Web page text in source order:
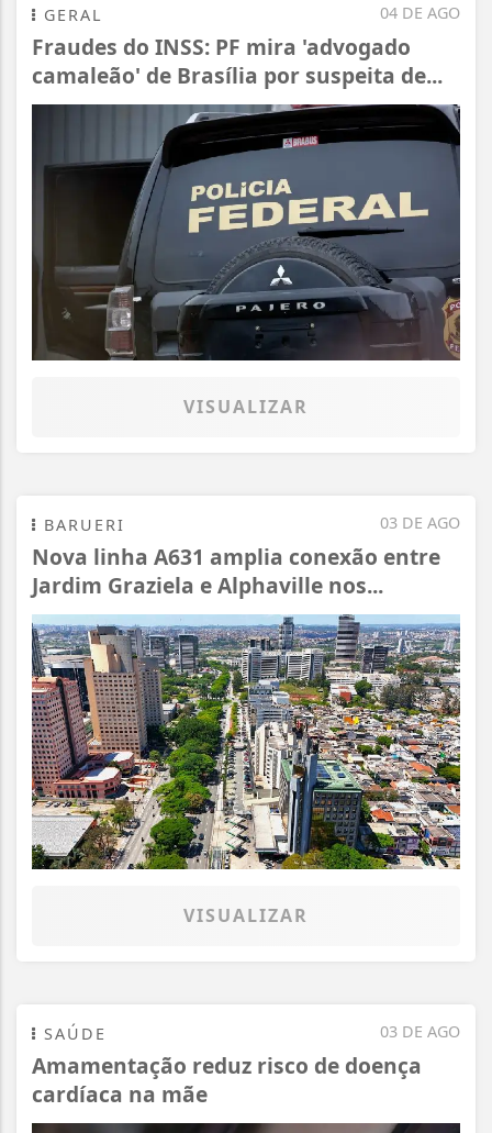
04 DE AGO
GERAL
Fraudes do INSS: PF mira 'advogado
camaleão' de Brasília por suspeita de...
VISUALIZAR
03 DE AGO
BARUERI
Nova linha A631 amplia conexão entre
Jardim Graziela e Alphaville nos...
VISUALIZAR
03 DE AGO
SAÚDE
Amamentação reduz risco de doença
cardíaca na mãe